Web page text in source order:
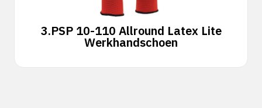
3.PSP 10-110 Allround Latex Lite
Werkhandschoen